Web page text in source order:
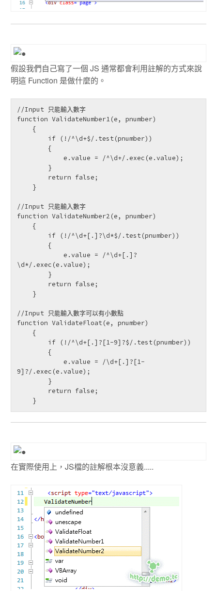
假設我們自己寫了一個 JS 通常都會利用註解的方式來說
明這 Function 是做什麼的。
//Input 只能輸入數字
function ValidateNumber1(e, pnumber)
//Input 只能輸入數字
function ValidateNumber2(e, pnumber)
\d*/.exec(e.value);
//Input 只能輸入數字可以有小數點
function ValidateFloat(e, pnumber)
9]?/.exec(e.value);
    }
在實際使用上，JS檔的註解根本沒意義.....